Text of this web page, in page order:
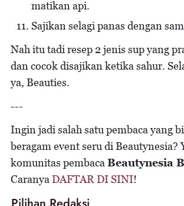
matikan api.
Sajikan selagi panas dengan
Nah itu tadi resep 2 jenis sup yang
dan cocok disajikan ketika sahur.
ya, Beauties.
---
Ingin jadi salah satu pembaca yang
beragam event seru di Beautynesia?
komunitas pembaca Beautynesia
Caranya DAFTAR DI SINI!